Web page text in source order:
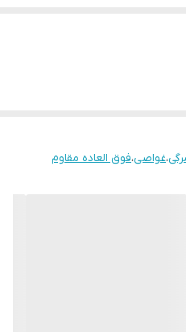
ایندکسهای رزگلد
،غواصی،فوق العاده مقاوم